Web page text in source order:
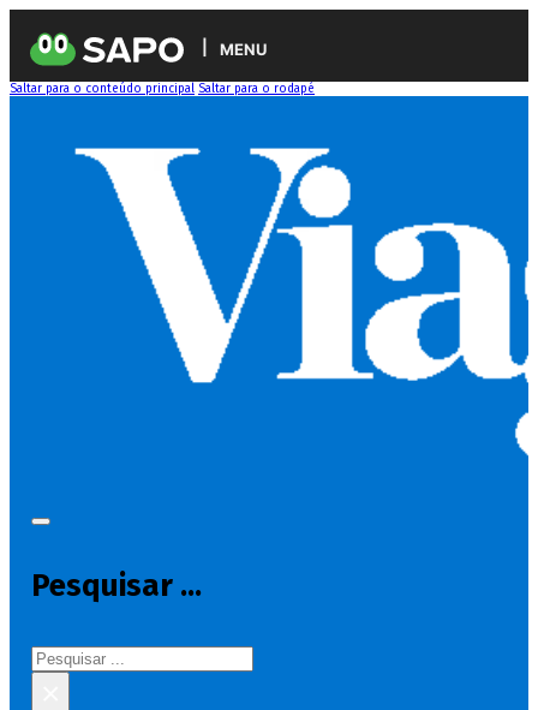
MENU
Saltar para o conteúdo principal Saltar para o rodapé
Pesquisar ...
Pesquisar